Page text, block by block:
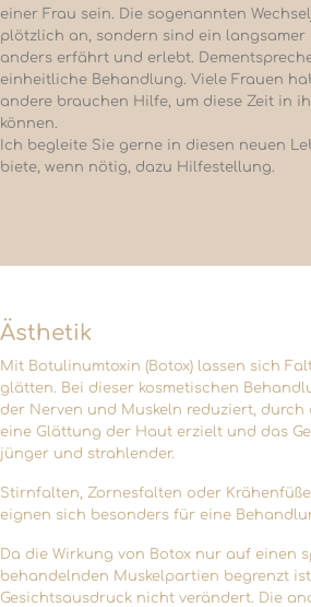
einer Frau sein. Die sogenannten
plötzlich an, sondern sind ein langsamer
anders erfährt und erlebt.
einheitliche Behandlung. Viele Frauen
andere brauchen Hilfe, um diese Zeit in
können.
Ich begleite Sie gerne in diesen neuen
biete, wenn nötig, dazu Hilfestellung.
Ästhetik
Mit Botulinumtoxin (Botox) lassen sich
glätten. Bei dieser kosmetischen
der Nerven und Muskeln reduziert,
eine Glättung der Haut erzielt und das
jünger und strahlender.
Stirnfalten, Zornesfalten oder
eignen sich besonders für eine
Da die Wirkung von Botox nur auf einen
behandelnden Muskelpartien begrenzt
Gesichtsausdruck nicht verändert. Die